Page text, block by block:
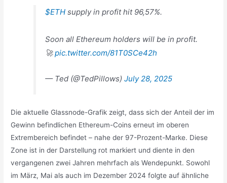
$ETH supply in profit hit 96,57%.
Soon all Ethereum holders will be in profit.
🚀pic.twitter.com/81T0SCe42h
— Ted (@TedPillows)July 28, 2025
Die aktuelle Glassnode-Grafik zeigt, dass sich der Anteil der im
Gewinn befindlichen Ethereum-Coins erneut im oberen
Extrembereich befindet – nahe der 97-Prozent-Marke. Diese
Zone ist in der Darstellung rot markiert und diente in den
vergangenen zwei Jahren mehrfach als Wendepunkt. Sowohl
im März, Mai als auch im Dezember 2024 folgte auf ähnliche